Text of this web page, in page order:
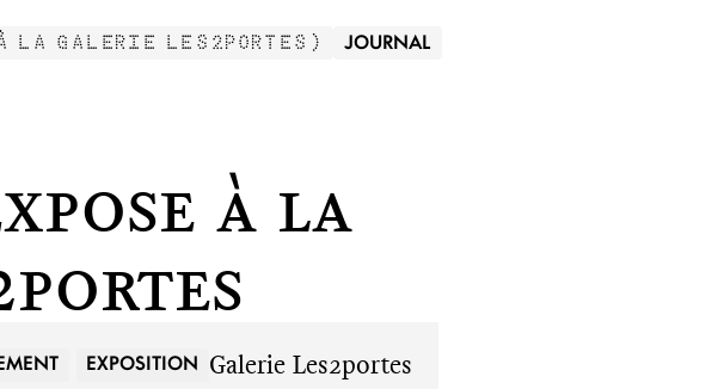
LA GALERIE LES2PORTES ) JOURNAL
à la
EXPOSITION Galerie Les2portes